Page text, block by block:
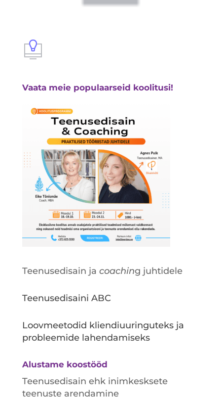
Vaata meie populaarseid koolitusi!
Teenusedisain ja coaching juhtidele
Teenusedisaini ABC
Loovmeetodid kliendiuuringuteks ja
probleemide lahendamiseks
Alustame koostööd
Teenusedisain ehk inimkesksete
teenuste arendamine